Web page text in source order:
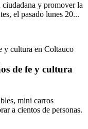
y promover la
el pasado lunes 20...
de fe y cultura
mini carros
a cientos de personas.